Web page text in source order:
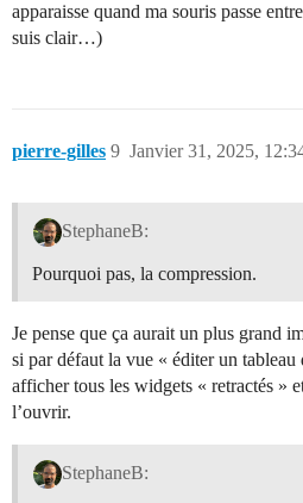
apparaisse quand ma souris passe
suis clair…)
pierre-gilles Janvier 31, 2025,
9
StephaneB:
Pourquoi pas, la compression.
Je pense que ça aurait un plus grand
si par défaut la vue « éditer un
afficher tous les widgets « retractés »
l’ouvrir.
StephaneB: